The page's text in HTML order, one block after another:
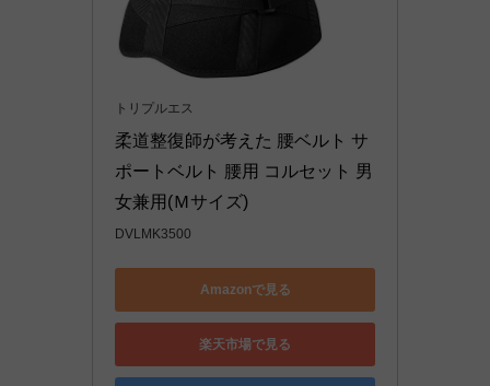
トリプルエス
柔道整復師が考えた 腰ベルト サ
ポートベルト 腰用 コルセット 男
女兼用(Ｍサイズ)
DVLMK3500
Amazonで見る
楽天市場で見る